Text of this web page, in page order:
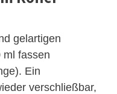
gelartigen
ml fassen
Ein
verschließbar,